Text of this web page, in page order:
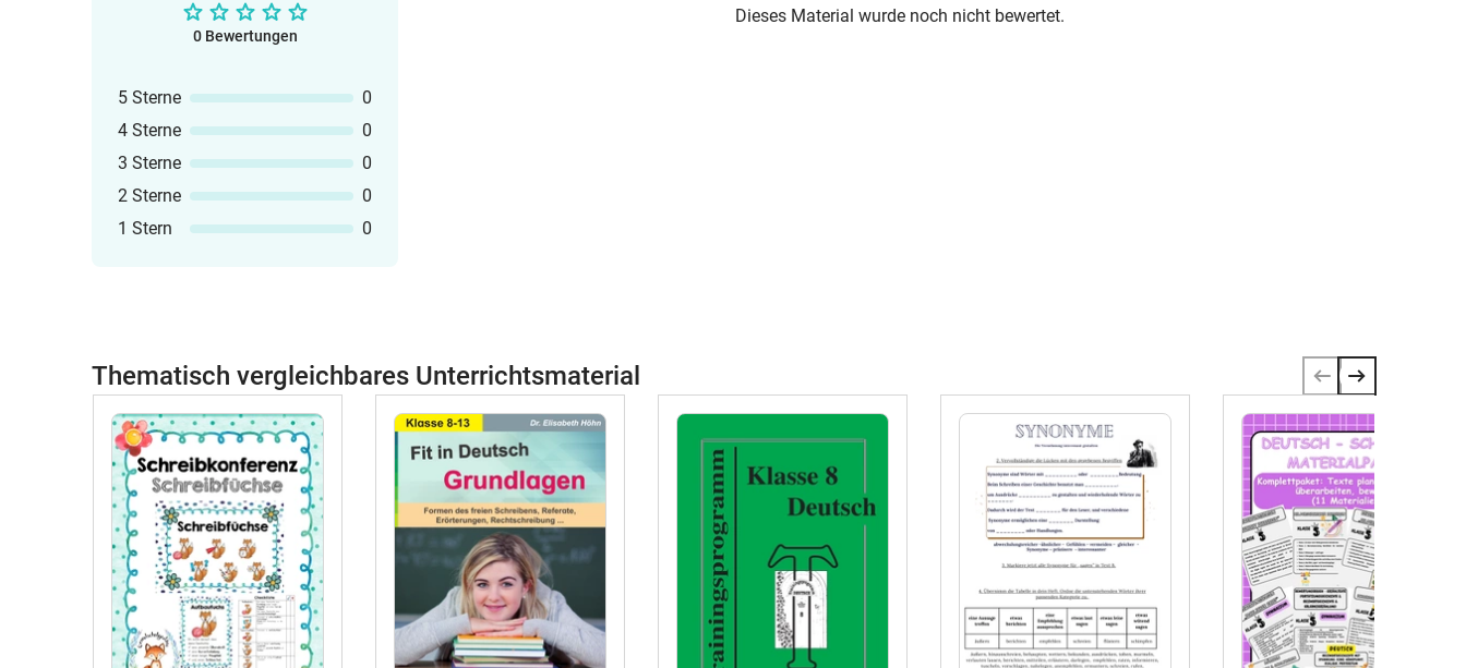
0 Bewertungen
5 Sterne
0
4 Sterne
0
3 Sterne
0
2 Sterne
0
1 Stern
0
Dieses Material wurde noch nicht bewertet.
Thematisch vergleichbares Unterrichtsmaterial